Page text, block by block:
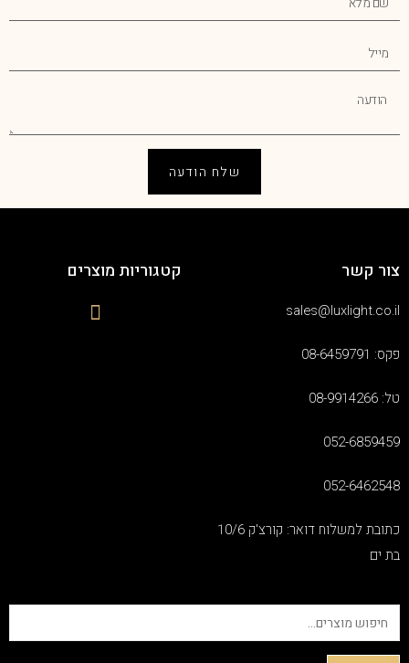
שלח הודעה
צור קשר
sales@luxlight.co.il
פקס: 08-6459791
טל: 08-9914266
052-6859459
052-6462548
כתובת למשלוח דואר: קורצ'ק 10/6
בת ים
קטגוריות מוצרים